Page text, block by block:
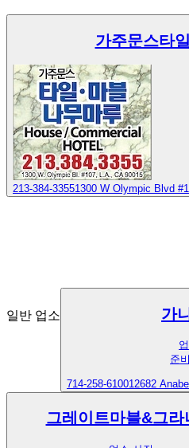
가주문스타
213-384-33551300 W Olympic Blvd
일반 업소 가
준
714-258-610012682
그레이트마블&그라